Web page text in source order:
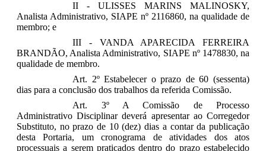
II -ULISSES MARINS MALINOSKY,
Analista Administrativo, SIAPE nº 2116860, na qualidade de
membro; e
III - VANDA APARECIDA FERREIRA
BRANDÃO, Analista Administrativo, SIAPE nº 1478830, na
qualidade de membro.
Art. 2º Estabelecer o prazo de 60 (sessenta)
dias para a conclusão dos trabalhos da referida Comissão.
Art. 3º A Comissão de Processo
Administrativo Disciplinar deverá apresentar ao Corregedor
Substituto, no prazo de 10 (dez) dias a contar da publicação
desta Portaria, um cronograma de atividades dos atos
processuais a serem praticados dentro do prazo estabelecido